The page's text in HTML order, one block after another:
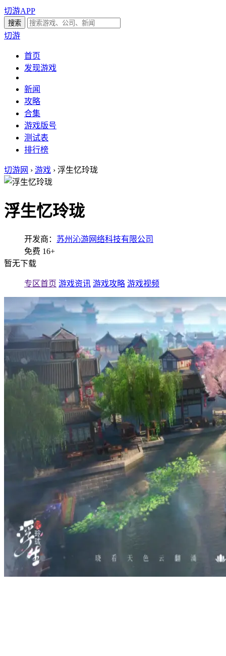
切游APP
切游
首页
发现游戏
新闻
攻略
合集
游戏版号
测试表
排行榜
切游网 › 游戏 › 浮生忆玲珑
浮生忆玲珑
开发商： 苏州沁游网络科技有限公司
免费 16+
暂无下载
专区首页 游戏资讯 游戏攻略 游戏视频